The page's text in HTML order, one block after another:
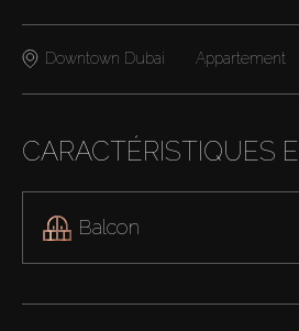
Downtown Dubai Appartement
CARACTÉRISTIQUES
Balcon